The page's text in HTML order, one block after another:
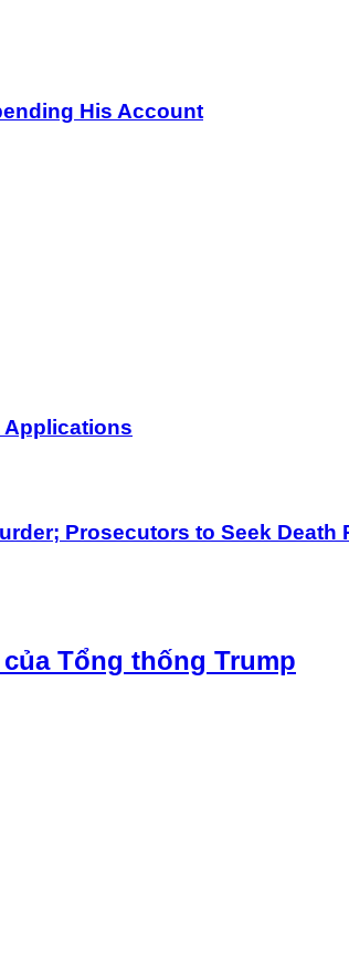
His Account
Applications
Prosecutors to Seek Death
Tổng thống Trump